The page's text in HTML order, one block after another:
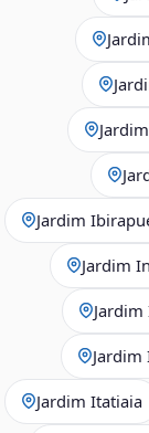
Jardim
Jardim
Jardim Itatiaia